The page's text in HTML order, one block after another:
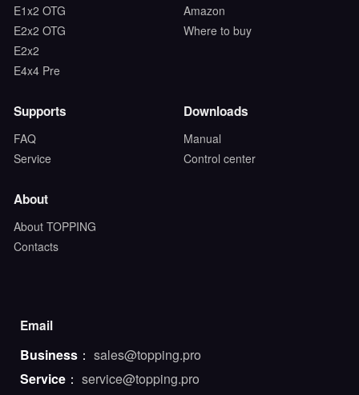
E1x2 OTG
E2x2 OTG
E2x2
E4x4 Pre
Amazon
Where to buy
Supports
FAQ
Service
Downloads
Manual
Control center
About
About TOPPING
Contacts
Email
Business ： sales@topping.pro
Service ： service@topping.pro